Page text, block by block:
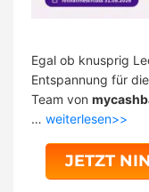
Egal ob knusprig
Entspannung für
Team von
… weiterlesen>>
JETZT